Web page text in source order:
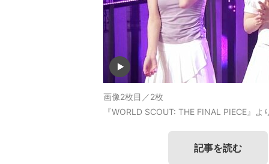
画像2枚目／2枚
『WORLD SCOUT: THE FINAL PIECE』よ
記事を読む